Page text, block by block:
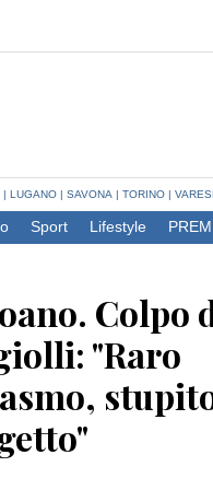
| LUGANO | SAVONA | TORINO |
Sport Lifestyle
Colpo
"Raro